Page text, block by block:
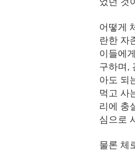
어떻게
란한 자
이들에
구하며,
아도 되
먹고 사
리에 충
심으로
물론 체